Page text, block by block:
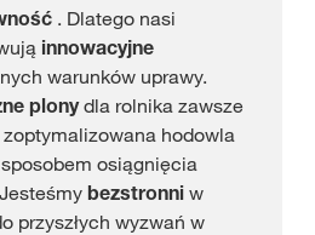
. Dlatego nasi
innowacyjne
warunków uprawy.
plonydla rolnika zawsze
zoptymalizowana hodowla
osiągnięcia
bezstronni w
przyszłych wyzwań w